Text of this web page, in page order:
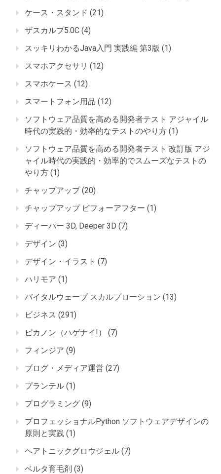
ケース・スタンド (21)
ザスカルプ5.0C (4)
スッキリわかるJava入門 実践編 第3版 (1)
スマホアクセサリ (12)
スマホケース (12)
スマートフォン用品 (12)
ソフトウェア品質を高める開発者テスト アジャイル
時代の実践的・効率的なテストのやり方 (1)
ソフトウェア品質を高める開発者テスト 改訂版 アジ
ャイル時代の実践的・効率的でスムーズなテストの
やり方 (1)
チャップアップ(20)
チャップアップ ビフォーアフター (1)
ディーパー 3D, Deeper 3D (7)
デザイン (3)
デザイン・イラスト (7)
ハリモア (1)
バイタルウェーブ スカルプローション (13)
ビジネス (291)
ピカノン（ハゲナイ!）
(7)
フィンジア (9)
ブログ・メディア運営 (27)
プランテル (1)
プログラミング (9)
プロフェッショナルPython ソフトウェアデザインの
原則と実践 (1)
ヘアトニックグロウジェル (7)
ベルタ育毛剤 (3)